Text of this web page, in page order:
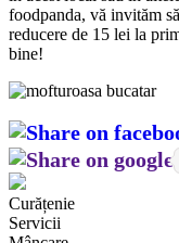
foodpanda, vă invităm
reducere de 15 lei la
bine!
Curățenie
Servicii